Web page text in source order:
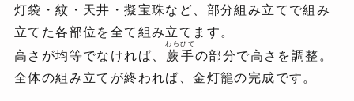
灯袋・紋・天井・擬宝珠など、部分組み立てで組み
立てた各部位を全て組み立てます。
高さが均等でなければ、 蕨手
わらびて
の部分で高さを調整。
全体の組み立てが終われば、金灯籠の完成です。